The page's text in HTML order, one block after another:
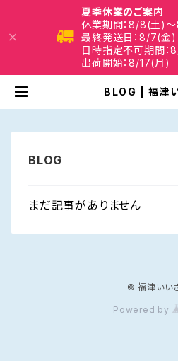
夏季休業のご案内
休業期間：8/8(土)
最終発送日：8/7(金)
日時指定不可期間
出荷開始：8/17(月)
BLOG | 福津
まだ記事がありません
© 福津いい
Powered by